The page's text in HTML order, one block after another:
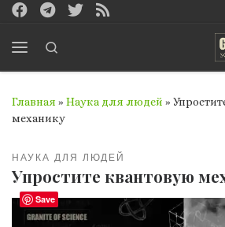
Перейти к содержимому
Главная » Наука для людей »
механику
НАУКА ДЛЯ ЛЮДЕЙ
Упростите квантовую
Save